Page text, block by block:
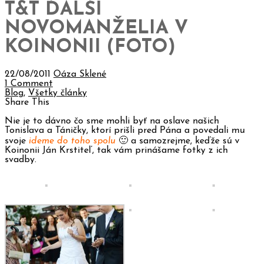
T&T ĎALŠÍ
NOVOMANŽELIA V
KOINONII (FOTO)
22/08/2011 Oáza Sklené
1 Comment
Blog, Všetky články
Share This
Nie je to dávno čo sme mohli byť na oslave našich
Tonislava a Táničky, ktorí prišli pred Pána a povedali mu
svoje ideme do toho spolu 🙂 a samozrejme, keďže sú v
Koinonii Ján Krstiteľ, tak vám prinášame fotky z ich
svadby.